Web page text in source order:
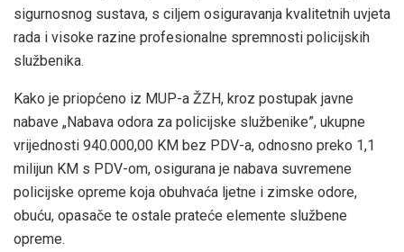
sigurnosnog sustava, s ciljem osiguravanja kvalitetnih uvjeta
rada i visoke razine profesionalne spremnosti policijskih
službenika.
Kako je priopćeno iz MUP-a ŽZH, kroz postupak javne
nabave „Nabava odora za policijske službenike”, ukupne
vrijednosti 940.000,00 KM bez PDV-a, odnosno preko 1,1
milijun KM s PDV-om, osigurana je nabava suvremene
policijske opreme koja obuhvaća ljetne i zimske odore,
obuću, opasače te ostale prateće elemente službene
opreme.